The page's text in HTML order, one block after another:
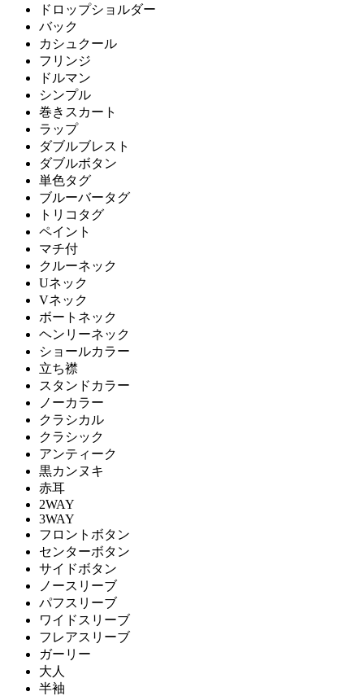
ドロップショルダー
バック
カシュクール
フリンジ
ドルマン
シンプル
巻きスカート
ラップ
ダブルブレスト
ダブルボタン
単色タグ
ブルーバータグ
トリコタグ
ペイント
マチ付
クルーネック
Uネック
Vネック
ボートネック
ヘンリーネック
ショールカラー
立ち襟
スタンドカラー
ノーカラー
クラシカル
クラシック
アンティーク
黒カンヌキ
赤耳
2WAY
3WAY
フロントボタン
センターボタン
サイドボタン
ノースリーブ
パフスリーブ
ワイドスリーブ
フレアスリーブ
ガーリー
大人
半袖